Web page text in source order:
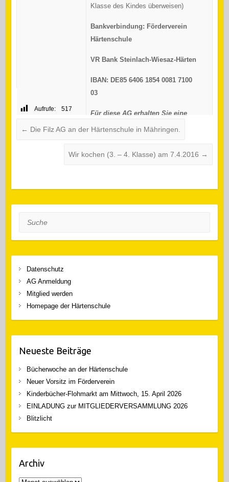
Klasse des Kindes überweisen)
Bankverbindung: Förderverein
Härtenschule
VR Bank Steinlach-Wiesaz-Härten
IBAN: DE85 6406 1854 0081 7100
03
Für diese AG erhalten Sie eine
Bestätigung. Bitte erst dann
Aufrufe: 517
← Die Filz AG an der Härtenschule in Mähringen.
Wir kochen (3. – 4. Klasse) am 7.4.2016 →
Suche
Datenschutz
AG Anmeldung
Mitglied werden
Homepage der Härtenschule
Neueste Beiträge
Bücherwoche an der Härtenschule
Neuer Vorsitz im Förderverein
Kinderbücher-Flohmarkt am Mittwoch, 15. April 2026
EINLADUNG zur MITGLIEDERVERSAMMLUNG 2026
Blitzlicht
Archiv